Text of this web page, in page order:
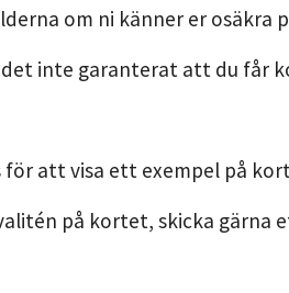
om ni känner er osäkra
det inte garanterat att du får
att visa ett exempel på
på kortet, skicka gärna